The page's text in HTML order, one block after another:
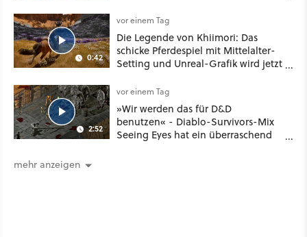
0:42
vor einem Tag
Die Legende von Khiimori: Das
schicke Pferdespiel mit Mittelalter-
Setting und Unreal-Grafik wird jetzt
2:52
vor einem Tag
»Wir werden das für D&D
benutzen« - Diablo-Survivors-Mix
Seeing Eyes hat ein überraschend
mehr anzeigen